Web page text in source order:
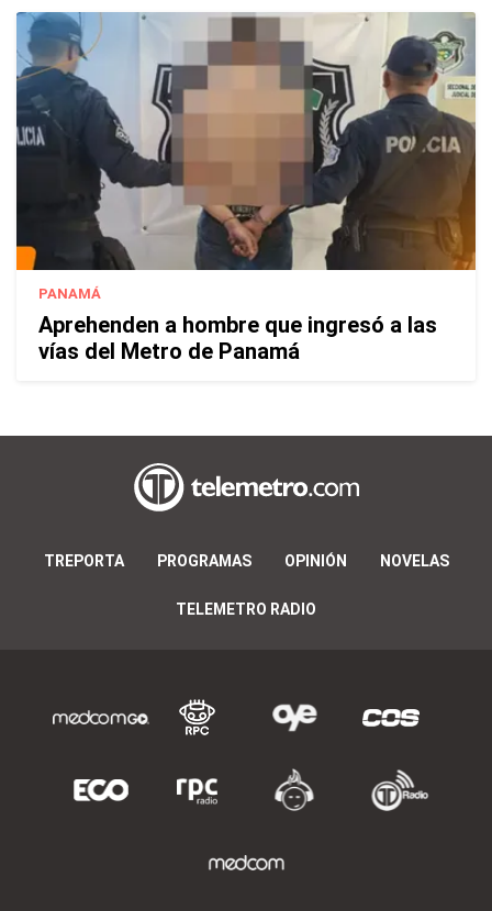
PANAMÁ
Aprehenden a hombre que ingresó a las
vías del Metro de Panamá
TREPORTA PROGRAMAS OPINIÓN NOVELAS
TELEMETRO RADIO